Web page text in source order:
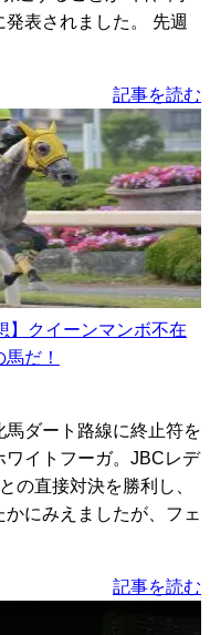
表されました。 先週
記事を読む
】クイーンマンボ不在
だ！
ダート路線に終止符を
イトフーガ。JBCレデ
の直接対決を勝利し、
にみえましたが、フェ
記事を読む